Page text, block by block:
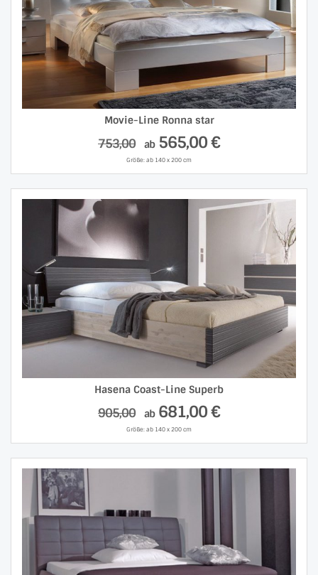
Movie-Line Ronna star
753,00 ab565,00 €
Größe: ab 140 x 200 cm
Hasena Coast-Line Superb
905,00 ab681,00 €
Größe: ab 140 x 200 cm